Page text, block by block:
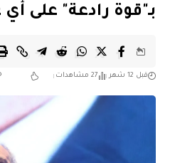
بـ"قوة رادعة" على أي
قبل 12 شهر 27 مشاهدات